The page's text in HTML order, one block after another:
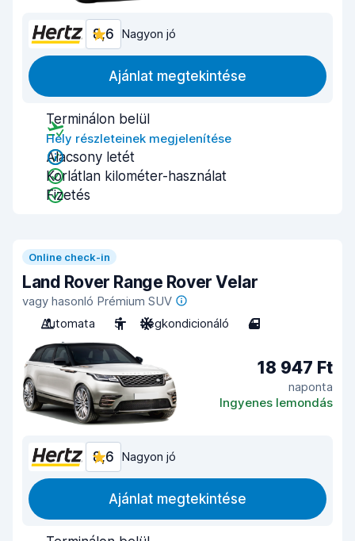
8,6 Nagyon jó
Ajánlat megtekintése
Terminálon belül
Hely részleteinek megjelenítése
Alacsony letét
Korlátlan kilométer-használat
Fizetés
Online check-in
Land Rover Range Rover Velar
vagy hasonló Prémium SUV
Automata
5 Légkondicionáló 4
18 947 Ft
naponta
Ingyenes lemondás
8,6 Nagyon jó
Ajánlat megtekintése